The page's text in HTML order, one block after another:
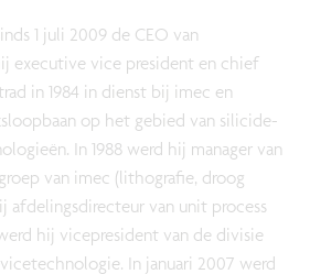
1 juli 2009 de CEO van
executive vice president en chief
in 1984 in dienst bij imec en
op het gebied van silicide-
In 1988 werd hij manager van
van imec (lithografie, droog
afdelingsdirecteur van unit process
hij vicepresident van de divisie
In januari 2007 werd